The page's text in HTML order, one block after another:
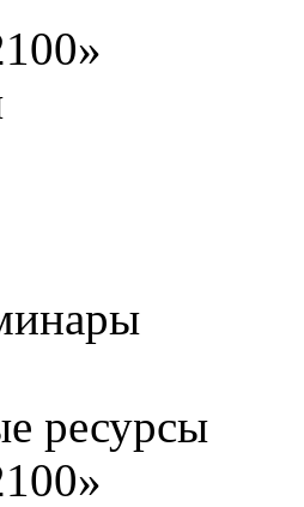
ресурсы